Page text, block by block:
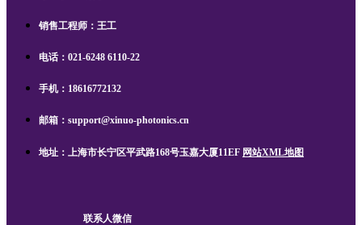
销售工程师：王工
电话：021-6248 6110-22
手机：18616772132
邮箱：support@xinuo-photonics.cn
地址：上海市长宁区平武路168号玉嘉大厦11EF 网站XML地图
联系人微信